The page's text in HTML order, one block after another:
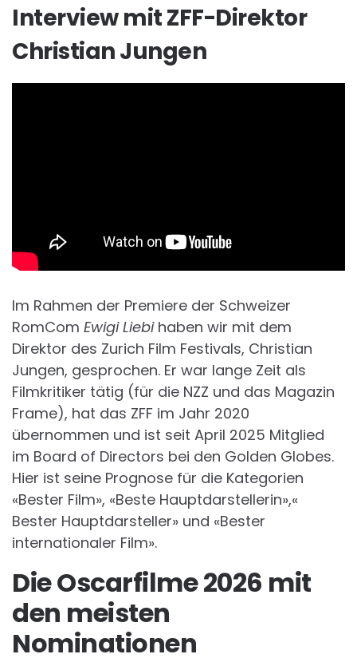
Interview mit ZFF-Direktor
Christian Jungen
Im Rahmen der Premiere der Schweizer
RomCom Ewigi Liebi haben wir mit dem
Direktor des Zurich Film Festivals, Christian
Jungen, gesprochen. Er war lange Zeit als
Filmkritiker tätig (für die NZZ und das Magazin
Frame), hat das ZFF im Jahr 2020
übernommen und ist seit April 2025 Mitglied
im Board of Directors bei den Golden Globes.
Hier ist seine Prognose für die Kategorien
«Bester Film», «Beste Hauptdarstellerin»,«
Bester Hauptdarsteller» und «Bester
internationaler Film».
Die Oscarfilme 2026 mit
den meisten
Nominationen